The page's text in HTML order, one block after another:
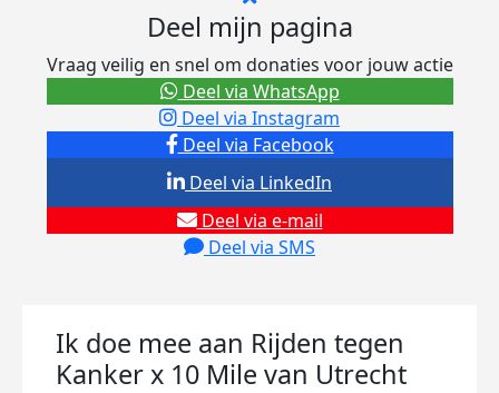
Deel mijn pagina
Vraag veilig en snel om donaties voor jouw actie
Deel via Facebook
Deel via Instagram
Deel via e-mail
Deel via SMS
Deel via LinkedIn
Deel via WhatsApp
Ik doe mee aan Rijden tegen
Kanker x 10 Mile van Utrecht